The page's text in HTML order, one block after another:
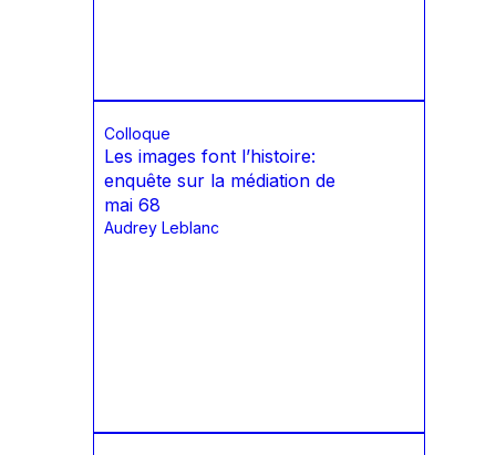
Colloque
Les images font l’histoire:
enquête sur la médiation de
mai 68
Audrey Leblanc